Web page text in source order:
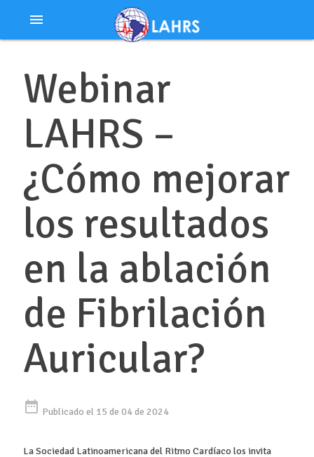
menu
Webinar
LAHRS –
¿Cómo mejorar
los resultados
en la ablación
de Fibrilación
Auricular?
date_range Publicado el 15 de 04 de 2024
La Sociedad Latinoamericana del Ritmo Cardíaco los invita